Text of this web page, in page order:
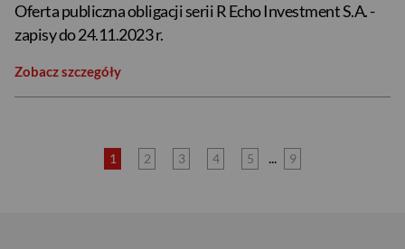
Oferta publiczna obligacji serii R Echo Investment S.A. -
zapisy do 24.11.2023 r.
Zobacz szczegóły
1 2 3 4 5 ... 9